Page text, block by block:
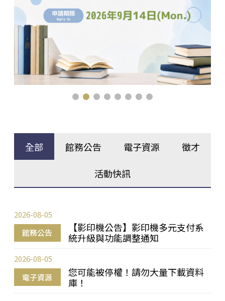
全部 館務公告 電子資源 徵才
活動快訊
館務公告
【影印機公告】影印機多元支付系
統升級與功能調整通知
2026-08-05
電子資源
您可能被停權！請勿大量下載資料
庫！
2026-08-05